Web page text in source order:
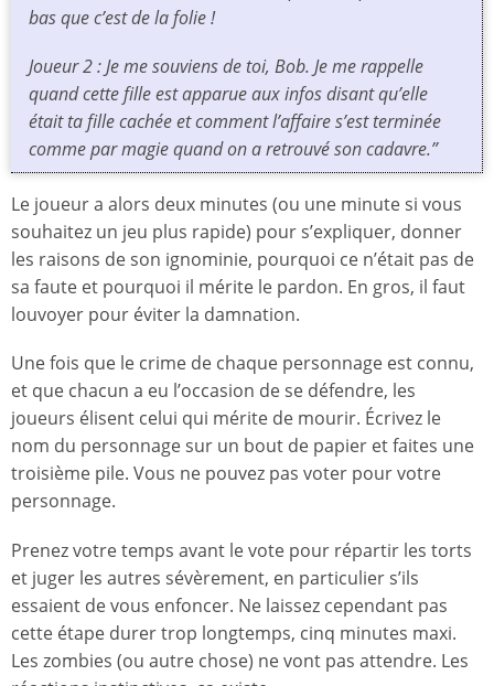
bas que c’est de la folie !
Joueur 2 : Je me souviens de toi, Bob. Je me rappelle
quand cette fille est apparue aux infos disant qu’elle
était ta fille cachée et comment l’affaire s’est terminée
comme par magie quand on a retrouvé son cadavre.”
Le joueur a alors deux minutes (ou une minute si vous
souhaitez un jeu plus rapide) pour s’expliquer, donner
les raisons de son ignominie, pourquoi ce n’était pas de
sa faute et pourquoi il mérite le pardon. En gros, il faut
louvoyer pour éviter la damnation.
Une fois que le crime de chaque personnage est connu,
et que chacun a eu l’occasion de se défendre, les
joueurs élisent celui qui mérite de mourir. Écrivez le
nom du personnage sur un bout de papier et faites une
troisième pile. Vous ne pouvez pas voter pour votre
personnage.
Prenez votre temps avant le vote pour répartir les torts
et juger les autres sévèrement, en particulier s’ils
essaient de vous enfoncer. Ne laissez cependant pas
cette étape durer trop longtemps, cinq minutes maxi.
Les zombies (ou autre chose) ne vont pas attendre. Les